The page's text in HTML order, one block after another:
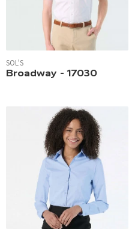
SOL'S
Broadway - 17030